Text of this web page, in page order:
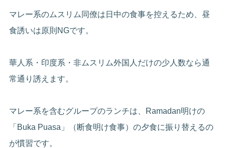
マレー系のムスリム同僚は日中の食事を控えるため、昼
食誘いは原則NGです。
華人系・印度系・非ムスリム外国人だけの少人数なら通
常通り誘えます。
マレー系を含むグループのランチは、Ramadan明けの
「Buka Puasa」（断食明け食事）の夕食に振り替えるの
が慣習です。